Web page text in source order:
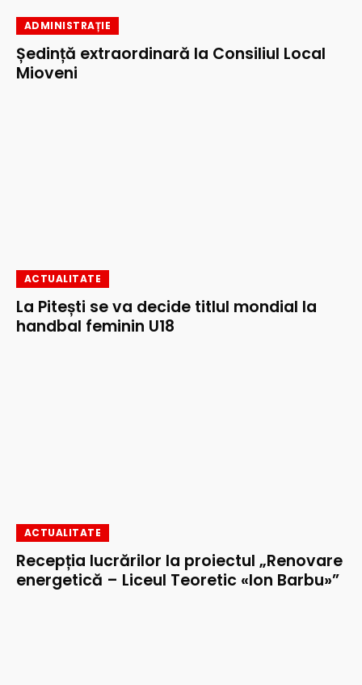
ADMINISTRAȚIE
Ședință extraordinară la Consiliul Local
Mioveni
ACTUALITATE
La Pitești se va decide titlul mondial la
handbal feminin U18
ACTUALITATE
Recepția lucrărilor la proiectul „Renovare
energetică – Liceul Teoretic «Ion Barbu»”